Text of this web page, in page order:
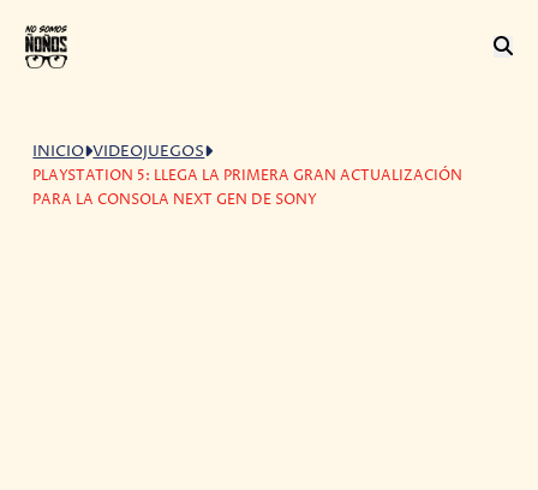
INICIO VIDEOJUEGOS
PLAYSTATION 5: LLEGA LA PRIMERA GRAN ACTUALIZACIÓN
PARA LA CONSOLA NEXT GEN DE SONY